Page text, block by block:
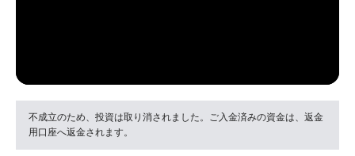
不成立のため、投資は取り消されました。ご入金済みの資金は、返金
用口座へ返金されます。